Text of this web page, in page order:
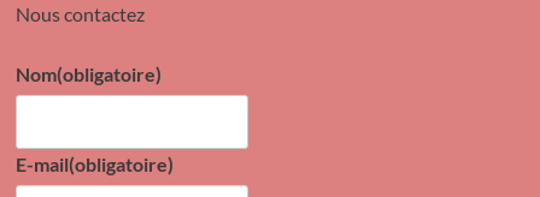
Nous contactez
Nom(obligatoire)
E-mail(obligatoire)